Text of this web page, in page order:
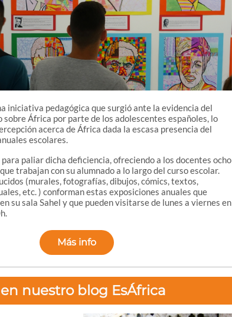
iniciativa pedagógica que surgió ante la evidencia del
sobre África por parte de los adolescentes españoles, lo
acerca de África dada la escasa presencia del
escolares.
paliar dicha deficiencia, ofreciendo a los docentes ocho
trabajan con su alumnado a lo largo del curso escolar.
(murales, fotografías, dibujos, cómics, textos,
etc. ) conforman estas exposiciones anuales que
su sala Sahel y que pueden visitarse de lunes a viernes en
Más info
nuestro blog EsÁfrica